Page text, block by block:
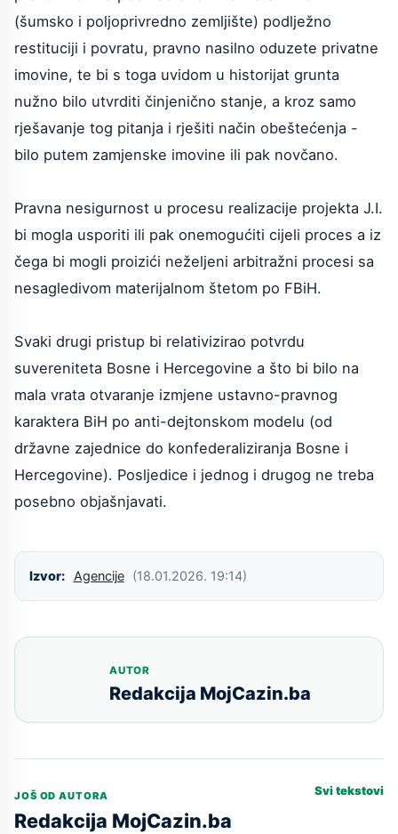
(šumsko i poljoprivredno zemljište) podlježno
restituciji i povratu, pravno nasilno oduzete privatne
imovine, te bi s toga uvidom u historijat grunta
nužno bilo utvrditi činjenično stanje, a kroz samo
rješavanje tog pitanja i rješiti način obeštećenja -
bilo putem zamjenske imovine ili pak novčano.
Pravna nesigurnost u procesu realizacije projekta J.I.
bi mogla usporiti ili pak onemogućiti cijeli proces a iz
čega bi mogli proizići neželjeni arbitražni procesi sa
nesagledivom materijalnom štetom po FBiH.
Svaki drugi pristup bi relativizirao potvrdu
suvereniteta Bosne i Hercegovine a što bi bilo na
mala vrata otvaranje izmjene ustavno-pravnog
karaktera BiH po anti-dejtonskom modelu (od
državne zajednice do konfederaliziranja Bosne i
Hercegovine). Posljedice i jednog i drugog ne treba
posebno objašnjavati.
Izvor: Agencije (18.01.2026. 19:14)
AUTOR
Redakcija MojCazin.ba
JOŠ OD AUTORA
Redakcija MojCazin.ba
Svi tekstovi